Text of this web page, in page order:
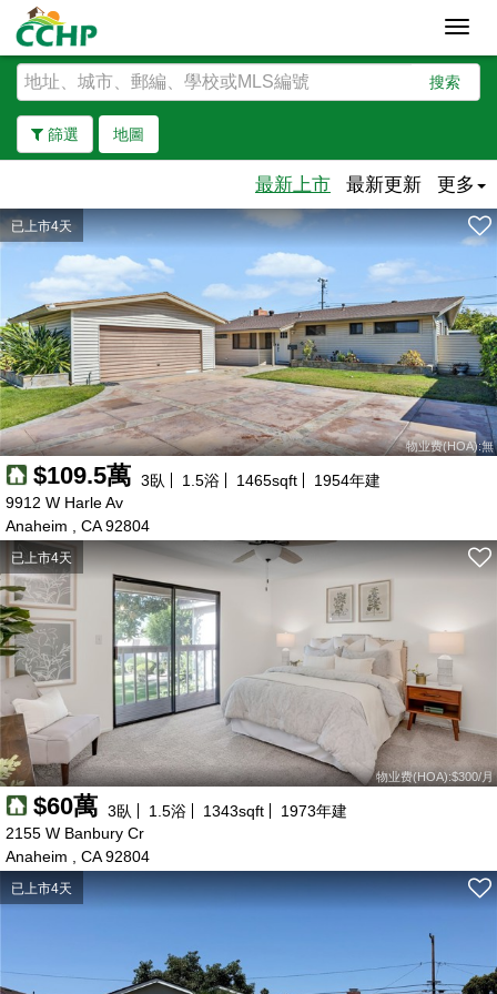
搜索
篩選 地圖
80萬
110萬
135萬
78萬
60萬
15萬
50萬
145萬
70萬
122萬
92萬
122萬
60萬
28萬
55萬
80萬
77萬
69萬
39萬
58萬
53萬
115萬
42萬
225萬 100萬
97萬
50萬
100萬
45萬
400萬
6萬
110萬
110萬
65萬
850萬
46萬
93萬
25萬
210萬
210萬
500萬
14萬
164萬
66萬
95萬
58萬
85萬
115萬
95萬
去除邊界
最新上市 最新更新 更多
已上市4天
物业费(HOA):無
$109.5萬 3臥 1.5浴 1465sqft 1954年建
9912 W Harle Av
Anaheim , CA 92804
已上市4天
物业费(HOA):$300/月
$60萬 3臥 1.5浴 1343sqft 1973年建
2155 W Banbury Cr
Anaheim , CA 92804
已上市4天